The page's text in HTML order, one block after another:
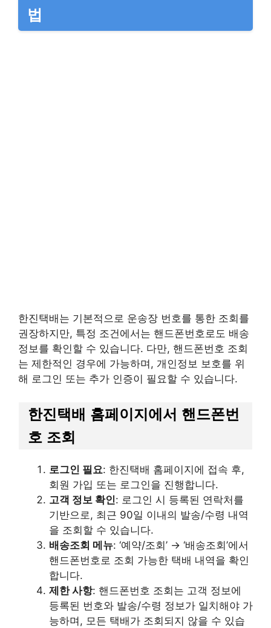
법
한진택배는 기본적으로 운송장 번호를 통한 조회를
권장하지만, 특정 조건에서는 핸드폰번호로도 배송
정보를 확인할 수 있습니다. 다만, 핸드폰번호 조회
는 제한적인 경우에 가능하며, 개인정보 보호를 위
해 로그인 또는 추가 인증이 필요할 수 있습니다.
한진택배 홈페이지에서 핸드폰번
호 조회
로그인 필요: 한진택배 홈페이지에 접속 후,
회원 가입 또는 로그인을 진행합니다.
고객 정보 확인: 로그인 시 등록된 연락처를
기반으로, 최근 90일 이내의 발송/수령 내역
을 조회할 수 있습니다.
배송조회 메뉴: ‘예약/조회’ → ‘배송조회’에서
핸드폰번호로 조회 가능한 택배 내역을 확인
합니다.
제한 사항: 핸드폰번호 조회는 고객 정보에
등록된 번호와 발송/수령 정보가 일치해야 가
능하며, 모든 택배가 조회되지 않을 수 있습